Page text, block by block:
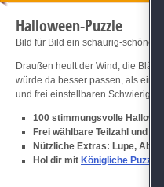
Halloween-Puzzle
Bild für Bild ein schaurig-schöner
Draußen heult der Wind, die
würde da besser passen, als ein
und frei einstellbaren
100 stimmungsvolle
Frei wählbare Teilzahl und -
Nützliche Extras: Lupe,
Hol dir mit Königliche Puzzle 2